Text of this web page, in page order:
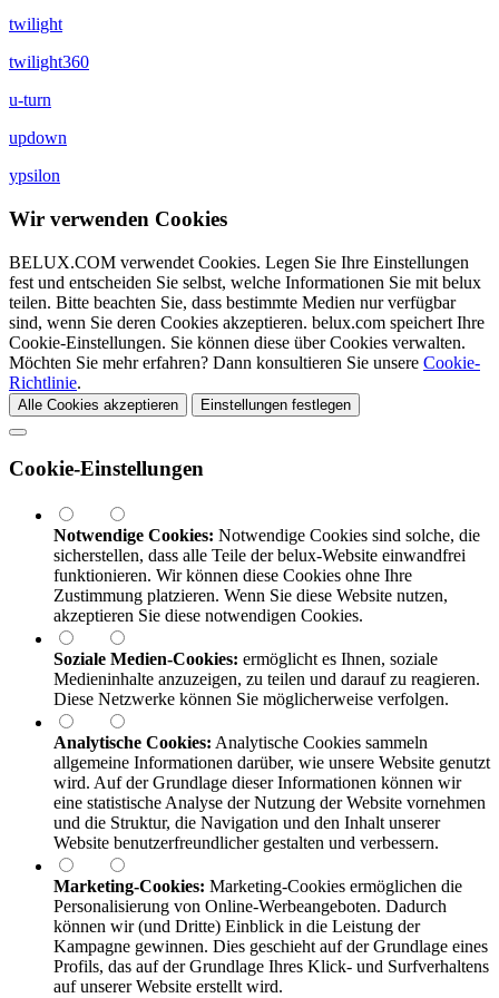
twilight
twilight360
u-turn
updown
ypsilon
Wir verwenden Cookies
BELUX.COM verwendet Cookies. Legen Sie Ihre Einstellungen
fest und entscheiden Sie selbst, welche Informationen Sie mit belux
teilen. Bitte beachten Sie, dass bestimmte Medien nur verfügbar
sind, wenn Sie deren Cookies akzeptieren. belux.com speichert Ihre
Cookie-Einstellungen. Sie können diese über Cookies verwalten.
Möchten Sie mehr erfahren? Dann konsultieren Sie unsere Cookie-
Richtlinie.
Alle Cookies akzeptieren Einstellungen festlegen
Cookie-Einstellungen
Notwendige Cookies: Notwendige Cookies sind solche, die
sicherstellen, dass alle Teile derbelux-Website einwandfrei
funktionieren. Wir können diese Cookies ohne Ihre
Zustimmung platzieren. Wenn Sie diese Website nutzen,
akzeptieren Sie diese notwendigen Cookies.
Soziale Medien-Cookies: ermöglicht es Ihnen, soziale
Medieninhalte anzuzeigen, zu teilen und darauf zu reagieren.
Diese Netzwerke können Sie möglicherweise verfolgen.
Analytische Cookies: Analytische Cookies sammeln
allgemeine Informationen darüber, wie unsere Website genutzt
wird. Auf der Grundlage dieser Informationen können wir
eine statistische Analyse der Nutzung der Website vornehmen
und die Struktur, die Navigation und den Inhalt unserer
Website benutzerfreundlicher gestalten und verbessern.
Marketing-Cookies: Marketing-Cookies ermöglichen die
Personalisierung von Online-Werbeangeboten. Dadurch
können wir (und Dritte) Einblick in die Leistung der
Kampagne gewinnen. Dies geschieht auf der Grundlage eines
Profils, das auf der Grundlage Ihres Klick- und Surfverhaltens
auf unserer Website erstellt wird.